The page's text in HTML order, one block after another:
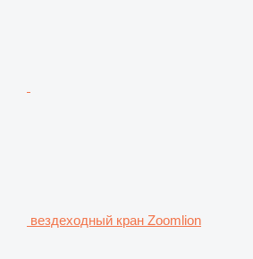
вездеходный кран Zoomlion